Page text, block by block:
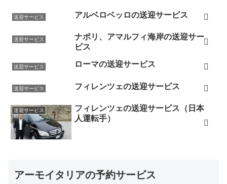
送迎サービス アルベロベッロの送迎サービス
送迎サービス
ナポリ、アマルフィ海岸の送迎サー
ビス
送迎サービス ローマの送迎サービス
送迎サービス フィレンツェの送迎サービス
送迎サービス
フィレンツェの送迎サービス（日本
人運転手）
アーモイタリアの予約サービス